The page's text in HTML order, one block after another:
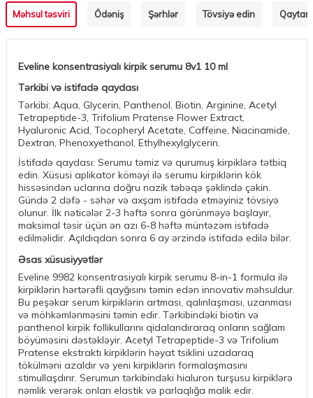
Məhsul təsviri Ödəniş Şərhlər Tövsiyə edin
Eveline konsentrasiyalı kirpik serumu 8v1 10 ml
Tərkibi və istifadə qaydası
Tərkibi: Aqua, Glycerin, Panthenol, Biotin, Arginine, Acetyl
Tetrapeptide-3, Trifolium Pratense Flower Extract,
Hyaluronic Acid, Tocopheryl Acetate, Caffeine, Niacinamide,
Dextran, Phenoxyethanol, Ethylhexylglycerin.
İstifadə qaydası: Serumu təmiz və qurumuş kirpiklərə tətbiq
edin. Xüsusi aplikator köməyi ilə serumu kirpiklərin kök
hissəsindən uclarına doğru nazik təbəqə şəklində çəkin.
Gündə 2 dəfə - səhər və axşam istifadə etməyiniz tövsiyə
olunur. İlk nəticələr 2-3 həftə sonra görünməyə başlayır,
maksimal təsir üçün ən azı 6-8 həftə müntəzəm istifadə
edilməlidir. Açıldıqdan sonra 6 ay ərzində istifadə edilə bilər.
Əsas xüsusiyyətlər
Eveline 9982 konsentrasiyalı kirpik serumu 8-in-1 formula ilə
kirpiklərin hərtərəfli qayğısını təmin edən innovativ məhsuldur.
Bu peşəkar serum kirpiklərin artması, qalınlaşması, uzanması
və möhkəmlənməsini təmin edir. Tərkibindəki biotin və
panthenol kirpik follikullarını qidalandıraraq onların sağlam
böyüməsini dəstəkləyir. Acetyl Tetrapeptide-3 və Trifolium
Pratense ekstraktı kirpiklərin həyat tsiklini uzadaraq
tökülməni azaldır və yeni kirpiklərin formalaşmasını
stimullaşdırır. Serumun tərkibindəki hialuron turşusu kirpiklərə
nəmlik verərək onları elastik və parlaqlığa malik edir.